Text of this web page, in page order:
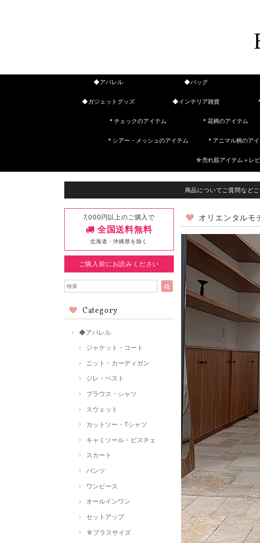
◆アパレル ◆バッグ
◆ガジェットグッズ ◆インテリア雑貨
* チェックのアイテム * 花柄のアイテム
* シアー・メッシュのアイテム * アニマル柄のア
☆売れ筋アイテム＋レ
商品についてご質問など
7,000円以上のご購入で
全国送料無料
北海道・沖縄県を除く
ご購入前にお読みください
Category
◆アパレル
ジャケット・コート
ニット・カーディガン
ジレ・ベスト
ブラウス・シャツ
スウェット
カットソー・Tシャツ
キャミソール・ビスチェ
スカート
パンツ
ワンピース
オールインワン
セットアップ
☆プラスサイズ
オリエンタルモ